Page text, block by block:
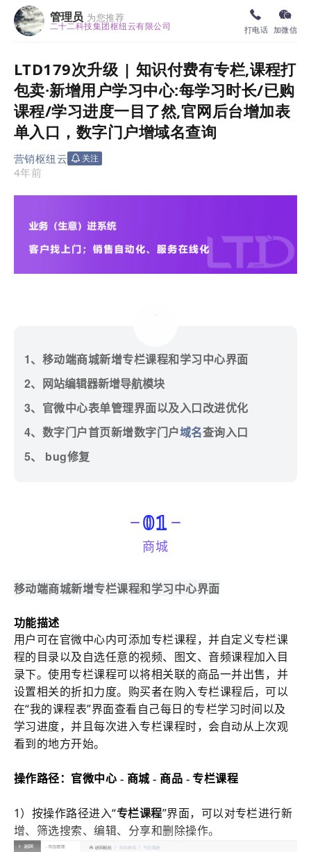
管理员 为您推荐
二十二科技集团枢纽云有限公司 打电话 加微信
LTD179次升级 | 知识付费有专栏,课程打
包卖·新增用户学习中心:每学习时长/已购
课程/学习进度一目了然,官网后台增加表
单入口，数字门户增域名查询
营销枢纽云 关注
4年前
1、移动端商城新增专栏课程和学习中心界面
2、 网站编辑器新增导航模块
3、官微中心表单管理界面以及入口改进优化
4、数字门户首页新增数字门户域名查询入口
5、
bug修复
01
商城
移动端商城新增专栏课程和学习中心界面
功能描述
用户可在官微中心内可添加专栏课程，并自定义专栏课
程的目录以及自选任意的视频、图文、音频课程加入目
录下。使用专栏课程可以将相关联的商品一并出售，并
设置相关的折扣力度。购买者在购入专栏课程后，可以
在“我的课程表”界面查看自己每日的专栏学习时间以及
学习进度，并且每次进入专栏课程时，会自动从上次观
看到的地方开始。
操作路径： 官微中心 - 商城- 商品 - 专栏课程
1）按操作路径进入“专栏课程”界面，可以对专栏进行新
增、筛选搜索、编辑、分享和删除操作。